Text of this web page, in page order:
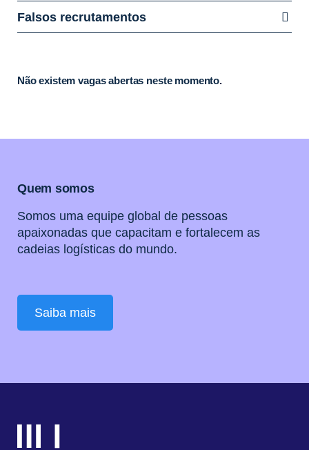
Falsos recrutamentos
Não existem vagas abertas neste momento.
Quem somos
Somos uma equipe global de pessoas
apaixonadas que capacitam e fortalecem as
cadeias logísticas do mundo.
Saiba mais